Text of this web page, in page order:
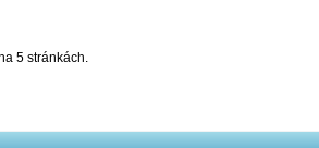
5 stránkách.